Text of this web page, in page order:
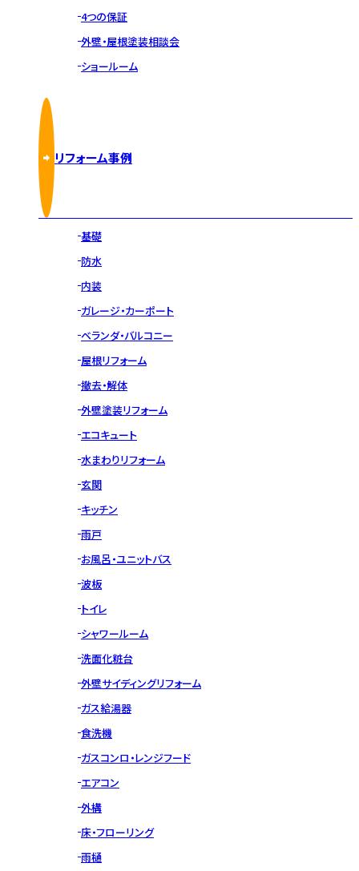
4つの保証
外壁・屋根塗装相談会
ショールーム
リフォーム事例
基礎
防水
内装
ガレージ・カーポート
ベランダ・バルコニー
屋根リフォーム
撤去・解体
外壁塗装リフォーム
エコキュート
水まわりリフォーム
玄関
キッチン
雨戸
お風呂・ユニットバス
波板
トイレ
シャワールーム
洗面化粧台
外壁サイディングリフォーム
ガス給湯器
食洗機
ガスコンロ・レンジフード
エアコン
外構
床・フローリング
雨樋